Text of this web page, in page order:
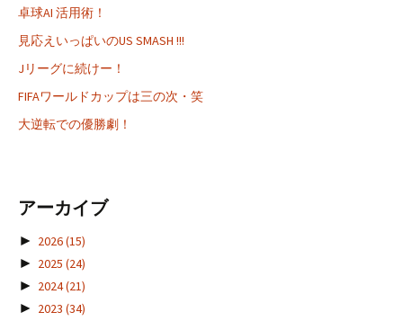
卓球AI 活用術！
見応えいっぱいのUS SMASH !!!
Jリーグに続けー！
FIFAワールドカップは三の次・笑
大逆転での優勝劇！
アーカイブ
► 2026(15)
► 2025 (24)
► 2024(21)
► 2023 (34)